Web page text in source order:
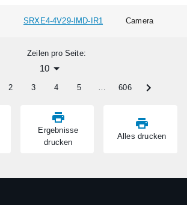
Ergebnisse
drucken
Alles drucken
SRXE4-4V29-IMD-IR1 Camera
Zeilen pro Seite:
10
2 3 4 5 … 606